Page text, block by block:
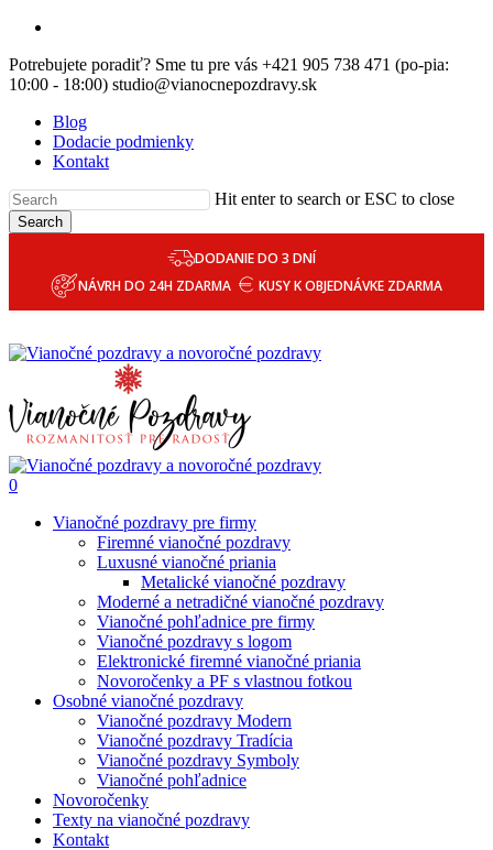
Skip
main
content
Potrebujete poradiť? Sme tu pre vás +421 905 738 471 (po-pia:
10:00 - 18:00) studio@vianocnepozdravy.sk
Blog
Dodacie podmienky
Kontakt
Hit enter to search or ESC to close
Search
DODANIE DO 3 DNÍ
NÁVRH DO 24H ZDARMA
KUSY K OBJEDNÁVKE ZDARMA
0
Vianočné pozdravy pre firmy
Firemné vianočné pozdravy
Luxusné vianočné priania
Metalické vianočné pozdravy
Moderné a netradičné vianočné pozdravy
Vianočné pohľadnice pre firmy
Vianočné pozdravy s logom
Elektronické firemné vianočné priania
Novoročenky a PF s vlastnou fotkou
Osobné vianočné pozdravy
Vianočné pozdravy Modern
Vianočné pozdravy Tradícia
Vianočné pozdravy Symboly
Vianočné pohľadnice
Novoročenky
Texty na vianočné pozdravy
Kontakt